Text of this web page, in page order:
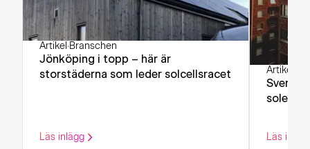
Artikel ·Branschen
Jönköping i topp – här är
storstäderna som leder solcellsracet
Läs inlägg
Artikel
Läs